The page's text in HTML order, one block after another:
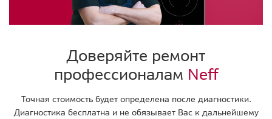
Доверяйте ремонт
профессионалам Neff
Точная стоимость будет определена после диагностики.
Диагностика бесплатна и не обязывает Вас к дальнейшему